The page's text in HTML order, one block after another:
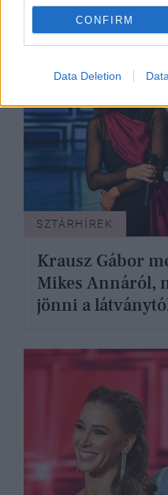
CONFIRM
Data Deletion
SZTÁRHÍREK
Krausz Gábor
Mikes Annáról,
jönni a